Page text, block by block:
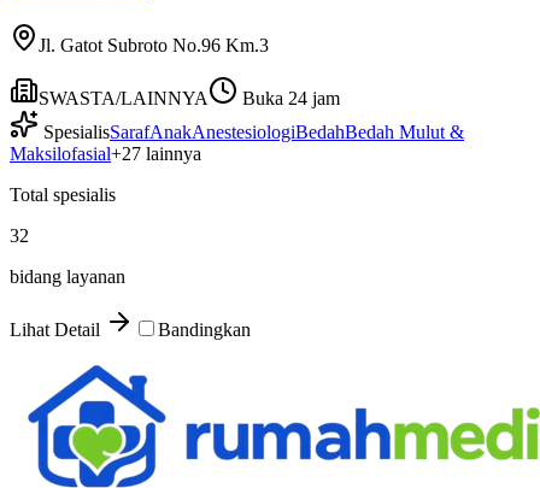
Jl. Gatot Subroto No.96 Km.3
SWASTA/LAINNYA
Buka 24 jam
SpesialisSarafAnakAnestesiologiBedahBedah Mulut &
Maksilofasial+27 lainnya
Total spesialis
32
bidang layanan
Lihat Detail Bandingkan